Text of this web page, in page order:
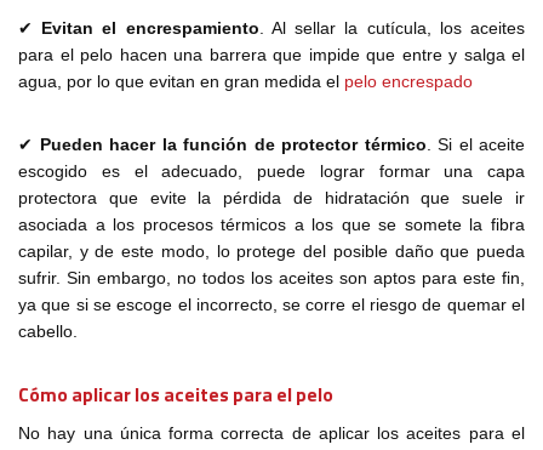
✔ Evitan el encrespamiento . Al sellar la cutícula, los aceites
para el pelo hacen una barrera que impide que entre y salga el
agua, por lo que evitan en gran medida el pelo encrespado
✔ Pueden hacer la función de protector térmico . Si el aceite
escogido es el adecuado, puede lograr formar una capa
protectora que evite la pérdida de hidratación que suele ir
asociada a los procesos térmicos a los que se somete la fibra
capilar, y de este modo, lo protege del posible daño que pueda
sufrir. Sin embargo, no todos los aceites son aptos para este fin,
ya que si se escoge el incorrecto, se corre el riesgo de quemar el
cabello.
Cómo aplicar los aceites para el pelo
No hay una única forma correcta de aplicar los aceites para el